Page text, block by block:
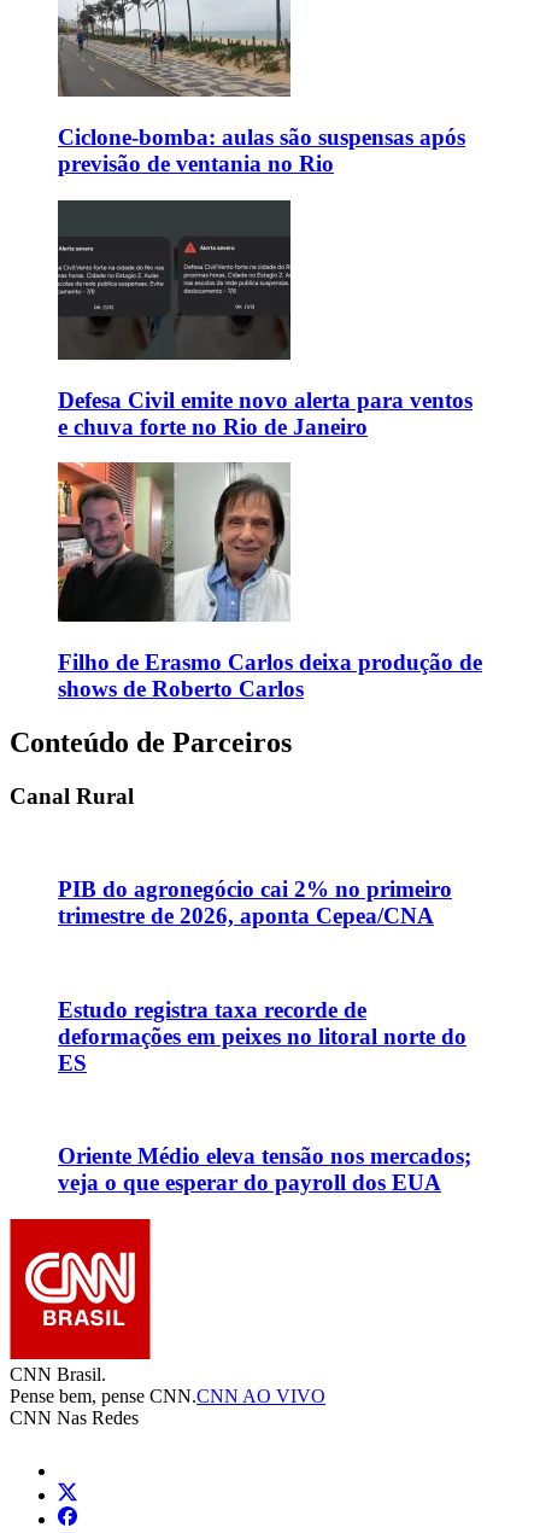
Ciclone-bomba: aulas são suspensas após
previsão de ventania no Rio
Defesa Civil emite novo alerta para ventos
e chuva forte no Rio de Janeiro
Filho de Erasmo Carlos deixa produção de
shows de Roberto Carlos
Conteúdo de Parceiros
Canal Rural
PIB do agronegócio cai 2% no primeiro
trimestre de 2026, aponta Cepea/CNA
Estudo registra taxa recorde de
deformações em peixes no litoral norte do
ES
Oriente Médio eleva tensão nos mercados;
veja o que esperar do payroll dos EUA
CNN Brasil.
Pense bem, pense CNN.CNN AO VIVO
CNN Nas Redes